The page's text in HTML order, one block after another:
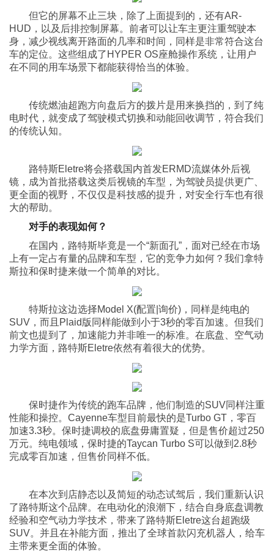
但它的屏幕不止三块，除了上面提到的，还有AR-
HUD，以及后排控制屏幕。前者可以让车主更注重驾驶本
身，减少视线离开路面的几率和时间，同样是非常符合这台
车的定位。这些组成了HYPER OS座舱操作系统，让用户
在不同的用车场景下都能获得恰当的体验。
传统燃油超跑方向盘后方的拨片是用来换挡的，到了纯
电时代，就变成了驾驶模式切换和动能回收调节，符合我们
的传统认知。
路特斯Eletre将会搭载国内首发ERMD流媒体外后视
镜，成为首批搭载这类后视镜的车型，为驾驶员提供更广、
更全面的视野，不仅仅是科技感的提升，对安全行车也有很
大的帮助。
对手的表现如何？
在国内，路特斯毕竟是一个“新面孔”，面对已经在市场
上有一定占有量的品牌和车型，它的竞争力如何？我们拿特
斯拉和保时捷来做一个简单的对比。
特斯拉这边选择Model X(配置|询价)，同样是纯电的
SUV，而且Plaid版同样能做到小于3秒的零百加速。但我们
前文也提到了，加速能力并非唯一的标准。在底盘、空气动
力学方面，路特斯Eletre依然有着很大的优势。
保时捷作为传统的跑车品牌，他们制造的SUV同样注重
性能和操控。Cayenne车型目前最快的是Turbo GT，零百
加速3.3秒。保时捷调校的底盘毋庸置疑，但是售价超过250
万元。纯电领域，保时捷的Taycan Turbo S可以做到2.8秒
完成零百加速，但售价同样不低。
在本次到店静态以及简短的动态试驾后，我们重新认识
了路特斯这个品牌。在电动化的浪潮下，结合自身底盘调教
经验和空气动力学技术，带来了路特斯Eletre这台超跑级
SUV。并且在补能方面，推出了全球首款闪充机器人，给车
主带来更全面的体验。